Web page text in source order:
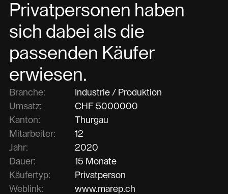
Privatpersonen haben
sich dabei als die
passenden Käufer
erwiesen.
Branche:
Industrie / Produktion
Umsatz:
CHF 5000000
Kanton:
Thurgau
Mitarbeiter:
12
Jahr:
2020
Dauer:
15 Monate
Käufertyp:
Privatperson
Weblink:
www.marep.ch